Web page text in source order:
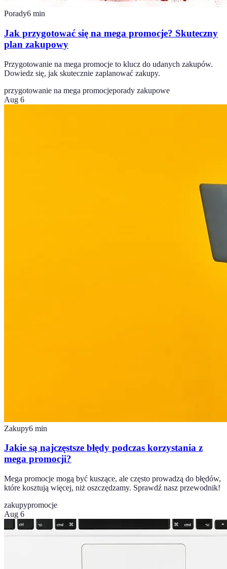
Porady6 min
Jak przygotować się na mega promocje? Skuteczny
plan zakupowy
Przygotowanie na mega promocje to klucz do udanych zakupów.
Dowiedz się, jak skutecznie zaplanować zakupy.
przygotowanie na mega promocjeporady zakupowe
Aug 6
Zakupy6 min
Jakie są najczęstsze błędy podczas korzystania z
mega promocji?
Mega promocje mogą być kuszące, ale często prowadzą do błędów,
które kosztują więcej, niż oszczędzamy. Sprawdź nasz przewodnik!
zakupypromocje
Aug 6